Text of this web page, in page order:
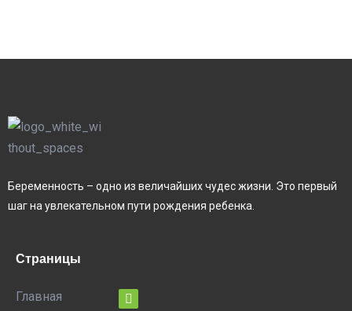
Беременность – одно из величайших чудес жизни. Это первый
шаг на увлекательном пути рождения ребенка.
Страницы
Главная